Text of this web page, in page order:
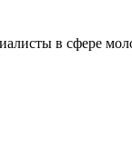
в сфере